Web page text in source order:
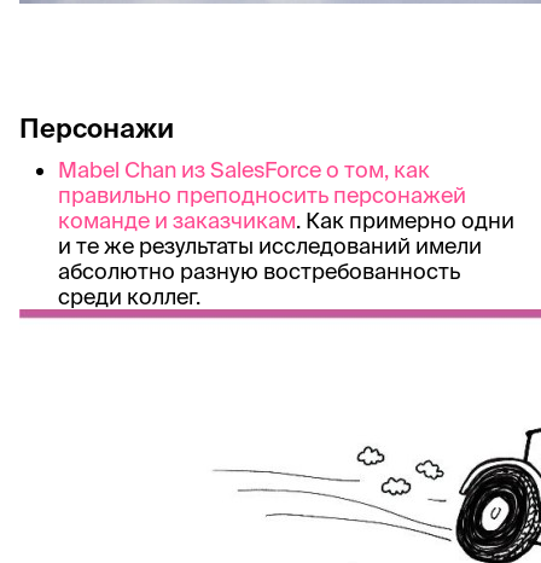
Персонажи
Mabel Chan из SalesForce о том, как
правильно преподносить персонажей
команде и заказчикам. Как примерно одни
и те же результаты исследований имели
абсолютно разную востребованность
среди коллег.